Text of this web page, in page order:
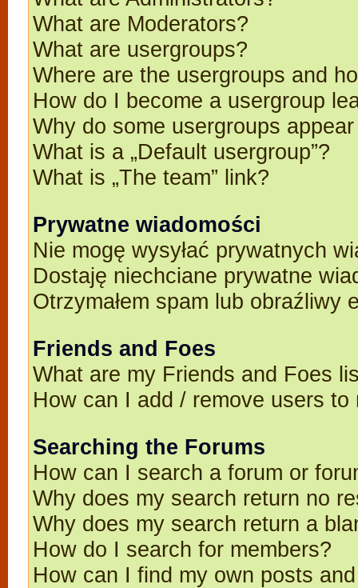
What are Moderators?
What are usergroups?
Where are the usergroups and
How do I become a usergroup
Why do some usergroups
What is a „Default usergroup”?
What is „The team” link?
Prywatne wiadomości
Nie mogę wysyłać prywatnych
Dostaję niechciane prywatne
Otrzymałem spam lub obraźliwy
Friends and Foes
What are my Friends and Foes
How can I add / remove users
Searching the Forums
How can I search a forum or
Why does my search return no
Why does my search return a
How do I search for members?
How can I find my own posts